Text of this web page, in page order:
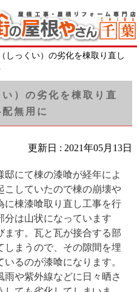
しっくい）の劣化を棟取り直し
）の劣化を棟取り直
無用に
更新日 : 2021年05月13日
邸にて棟の漆喰が経年によ
こしていたので棟の崩壊や
に棟漆喰取り直し工事を行
分は山状になっています
ます。瓦と瓦が接合する部
しまうので、その隙間を埋
るのが漆喰になります。
や紫外線などに日々晒さ